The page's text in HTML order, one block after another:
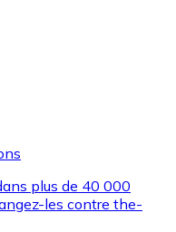
plus de 40 000
les contre the-